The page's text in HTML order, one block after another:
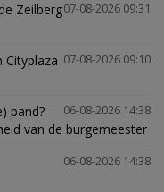
07-08-2026 09:31
Zeilberg
07-08-2026 09:10
Cityplaza
06-08-2026 14:38
pand?
van de burgemeester
06-08-2026 14:38